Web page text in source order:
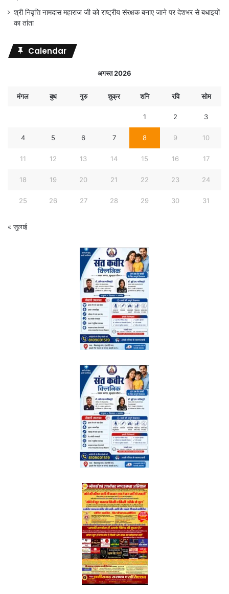
श्री निवृत्ति नामदास महाराज जी को राष्ट्रीय संरक्षक बनाए जाने पर देशभर से बधाइयों
का तांता
Calendar
अगस्त 2026
मंगल बुध गुरु शुक्र शनि रवि सोम
1 2 3
4 5 6 7 8 9 10
11 12 13 14 15 16 17
18 19 20 21 22 23 24
25 26 27 28 29 30 31
« जुलाई